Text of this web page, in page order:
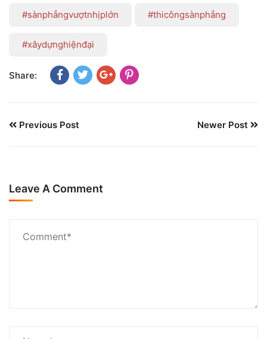
#sànphẳngvượtnhịplớn #thicôngsànphẳng
#xâydựnghiệnđại
Share:
Previous Post Newer Post
Leave A Comment